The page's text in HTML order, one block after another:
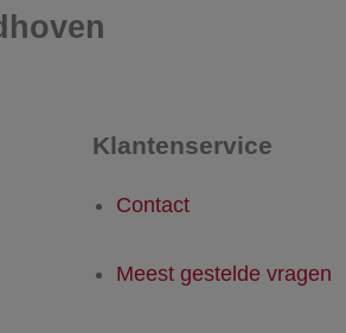
Klantenservice
Contact
Meest gestelde vragen